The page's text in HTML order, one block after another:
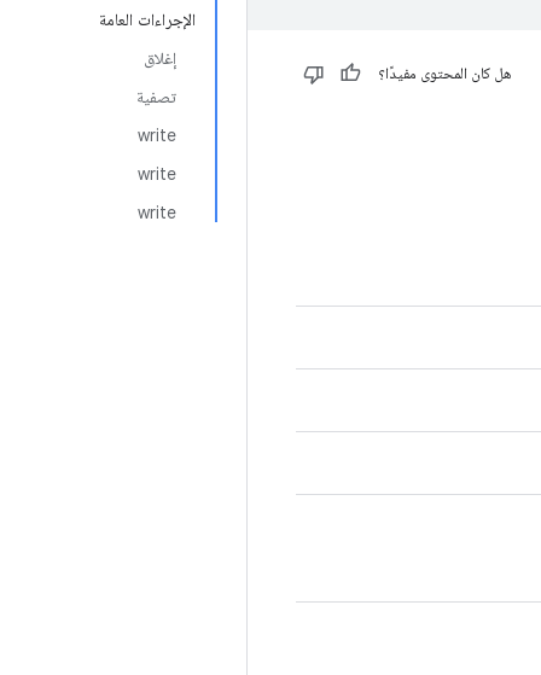
الإجراءات العامة
إغلاق
تصفية
write
write
write
هل كان المحتوى مفيدًا؟